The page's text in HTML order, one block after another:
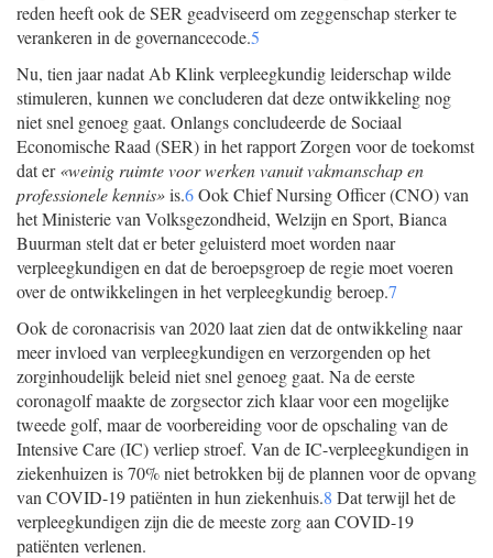
reden heeft ook de SER geadviseerd om zeggenschap sterker te
verankeren in de governancecode.5
Nu, tien jaar nadat Ab Klink verpleegkundig leiderschap wilde
stimuleren, kunnen we concluderen dat deze ontwikkeling nog
niet snel genoeg gaat. Onlangs concludeerde de Sociaal
Economische Raad (SER) in het rapport Zorgen voor de toekomst
dat er«weinig ruimte voor werken vanuit vakmanschap en
professionele kennis»is.6Ook Chief Nursing Officer (CNO) van
het Ministerie van Volksgezondheid, Welzijn en Sport, Bianca
Buurman stelt dat er beter geluisterd moet worden naar
verpleegkundigen en dat de beroepsgroep de regie moet voeren
over de ontwikkelingen in het verpleegkundig beroep.7
Ook de coronacrisis van 2020 laat zien dat de ontwikkeling naar
meer invloed van verpleegkundigen en verzorgenden op het
zorginhoudelijk beleid niet snel genoeg gaat. Na de eerste
coronagolf maakte de zorgsector zich klaar voor een mogelijke
tweede golf, maar de voorbereiding voor de opschaling van de
Intensive Care (IC) verliep stroef. Van de IC-verpleegkundigen in
ziekenhuizen is 70% niet betrokken bij de plannen voor de opvang
van COVID-19 patiënten in hun ziekenhuis.8 Dat terwijl het de
verpleegkundigen zijn die de meeste zorg aan COVID-19
patiënten verlenen.